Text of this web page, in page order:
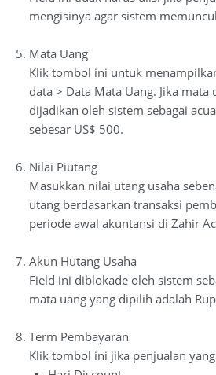
mengisinya agar sistem
Mata Uang
Klik tombol ini untuk
data > Data Mata Uang. Jika
dijadikan oleh sistem sebagai
sebesar US$ 500.
Nilai Piutang
Masukkan nilai utang usaha
utang berdasarkan transaksi
periode awal akuntansi di Zahir
Akun Hutang Usaha
Field ini diblokade oleh sistem
mata uang yang dipilih adalah
Term Pembayaran
Klik tombol ini jika penjualan